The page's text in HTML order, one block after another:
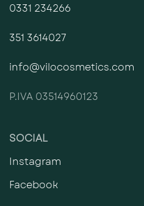
0331 234266
351 3614027
info@vilocosmetics.com
P.IVA 03514960123
SOCIAL
Instagram
Facebook